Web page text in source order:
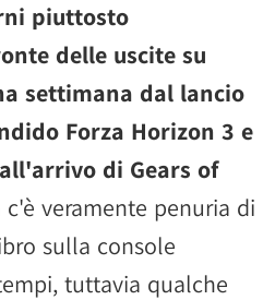
piuttosto
delle uscite su
settimana dal lancio
Forza Horizon 3 e
di Gears of
veramente penuria di
sulla console
tuttavia qualche